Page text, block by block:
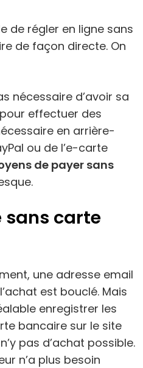
de régler en ligne sans
de façon directe. On
nécessaire d’avoir sa
effectuer des
en arrière-
ou de l’e-carte
de payer sans
sans carte
une adresse email
est bouclé. Mais
enregistrer les
bancaire sur le site
pas d’achat possible.
n’a plus besoin